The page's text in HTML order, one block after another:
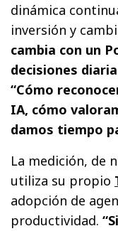
dinámica
inversión y
cambia con un
decisiones
“Cómo
IA, cómo
damos tiempo
La medición, de
utiliza su propio
adopción de
productividad.